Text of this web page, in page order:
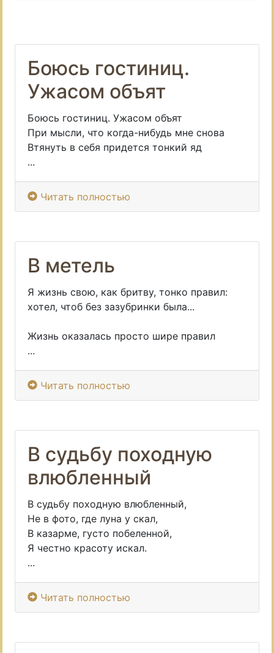
Боюсь гостиниц.
Ужасом объят
Боюсь гостиниц. Ужасом объят
При мысли, что когда-нибудь мне снова
Втянуть в себя придется тонкий яд
...
Читать полностью
В метель
Я жизнь свою, как бритву, тонко правил:
хотел, чтоб без зазубринки была...
Жизнь оказалась просто шире правил
...
Читать полностью
В судьбу походную
влюбленный
В судьбу походную влюбленный,
Не в фото, где луна у скал,
В казарме, густо побеленной,
Я честно красоту искал.
...
Читать полностью